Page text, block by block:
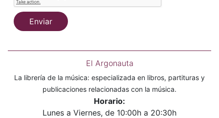
Enviar
El Argonauta
La librería de la música: especializada en libros, partituras y
publicaciones relacionadas con la música.
Horario:
Lunes a Viernes, de 10:00h a 20:30h